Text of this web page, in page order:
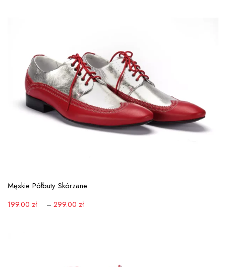
Męskie Półbuty Skórzane
199.00 zł – 299.00 zł